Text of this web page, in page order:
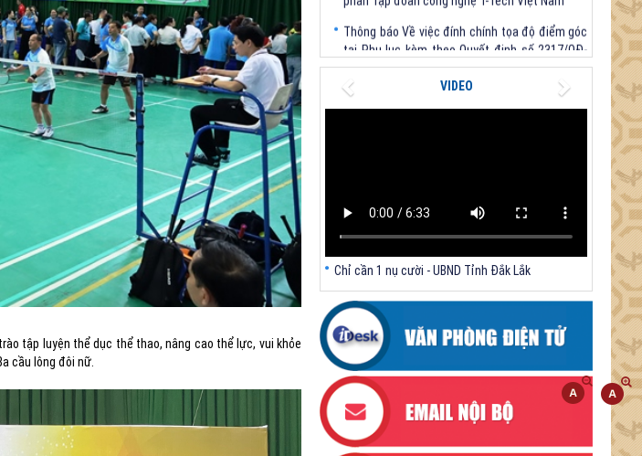
tập luyện thể dục thể thao, nâng cao thể lực, vui khỏe
cầu lông đôi nữ.
tại Phụ lục kèm theo Quyết định số 2317/QĐ-
UBND ngày 21/7/2026 của Chủ tịch UBND tỉnh
V/v triển khai Kết luận Phiên họp lần thứ tư Ban
02 con số giai đoạn 2026 - 2030
VIDEO
Previous
Chỉ cần 1 nụ cười - UBND Tỉnh Đắk Lắk